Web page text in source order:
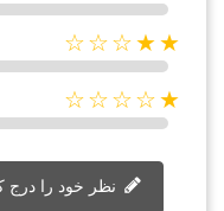
★★☆☆☆
★☆☆☆☆